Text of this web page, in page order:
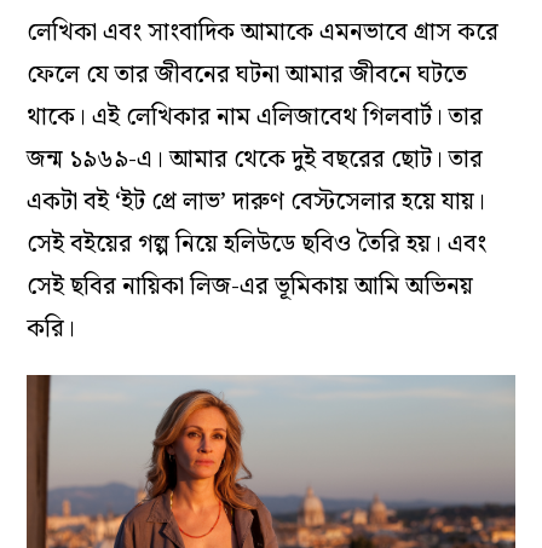
লেখিকা এবং সাংবাদিক আমাকে এমনভাবে গ্রাস করে
ফেলে যে তার জীবনের ঘটনা আমার জীবনে ঘটতে
থাকে। এই লেখিকার নাম এলিজাবেথ গিলবার্ট। তার
জন্ম ১৯৬৯-এ। আমার থেকে দুই বছরের ছোট। তার
একটা বই ‘ইট প্রে লাভ’ দারুণ বেস্টসেলার হয়ে যায়।
সেই বইয়ের গল্প নিয়ে হলিউডে ছবিও তৈরি হয়। এবং
সেই ছবির নায়িকা লিজ-এর ভূমিকায় আমি অভিনয়
করি।